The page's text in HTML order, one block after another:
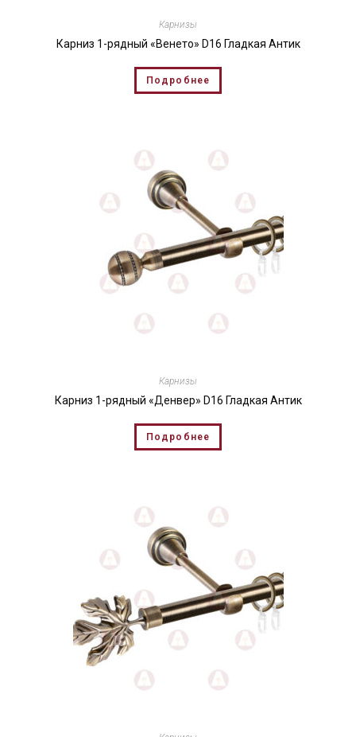
Карнизы
Карниз 1-рядный «Венето» D16 Гладкая Антик
Подробнее
Карнизы
Карниз 1-рядный «Денвер» D16 Гладкая Антик
Подробнее